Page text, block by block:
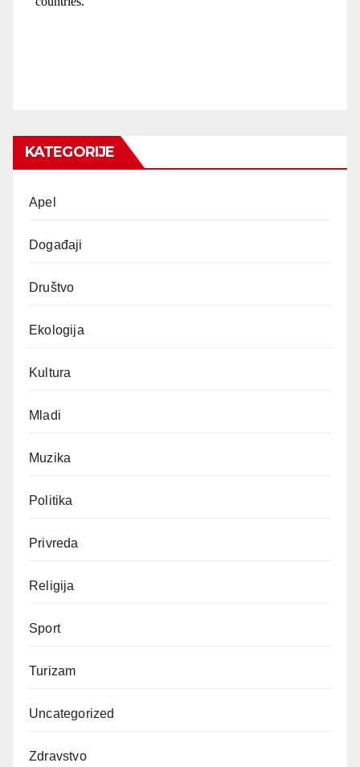
KATEGORIJE
Apel
Događaji
Društvo
Ekologija
Kultura
Mladi
Muzika
Politika
Privreda
Religija
Sport
Turizam
Uncategorized
Zdravstvo